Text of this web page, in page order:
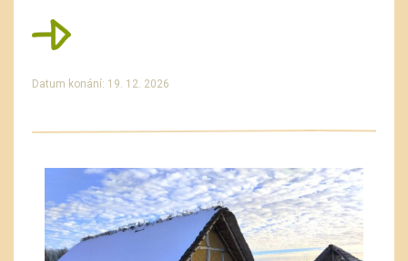
Datum konání: 19. 12. 2026